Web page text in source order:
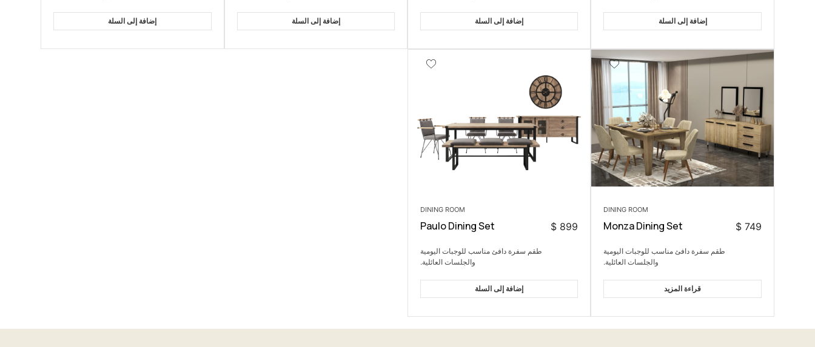
إضافة إلى السلة إضافة إلى السلة إضافة إلى السلة إضافة إلى السلة
DINING ROOM
Monza Dining Set 749
$
طقم سفرة دافئ مناسب للوجبات اليومية
والجلسات العائلية.
قراءة المزيد
DINING ROOM
Paulo Dining Set 899
$
طقم سفرة دافئ مناسب للوجبات اليومية
والجلسات العائلية.
إضافة إلى السلة